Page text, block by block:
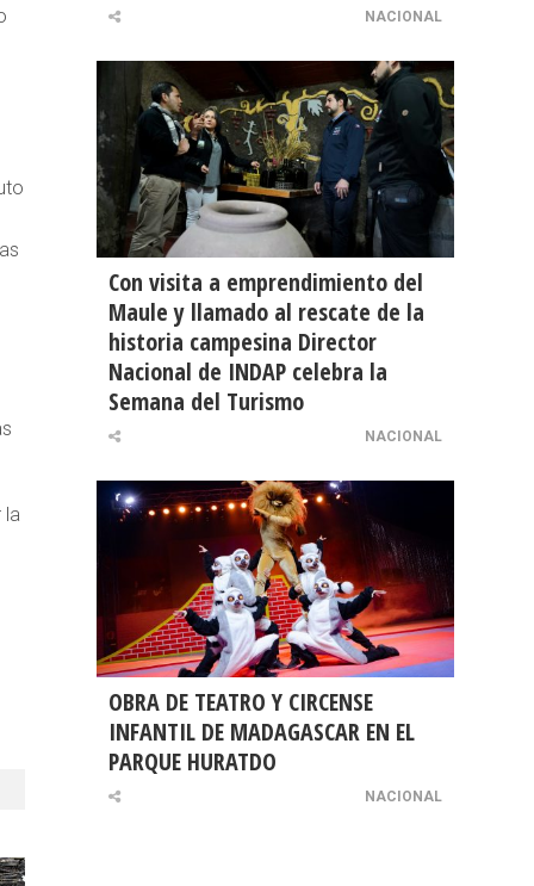
la
NACIONAL
Con visita a emprendimiento del
Maule y llamado al rescate de la
historia campesina Director
Nacional de INDAP celebra la
Semana del Turismo
NACIONAL
OBRA DE TEATRO Y CIRCENSE
INFANTIL DE MADAGASCAR EN EL
PARQUE HURATDO
NACIONAL